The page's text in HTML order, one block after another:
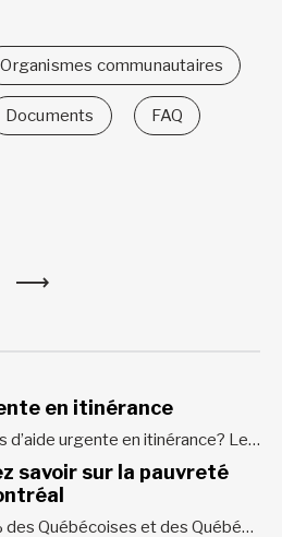
Organismes communautaires
Documents FAQ
en itinérance
Qu’est-ce que le Fonds d’aide urgente en itinérance? Le Fonds d’aide urgente en itinérance vise à soutenir des organismes communautaires œuvrant auprès des personnes en situation d’itinérance, leur permettant de maintenir leurs actions face à des besoins croissants. Mis en place pour répondre à une situation exceptionnelle, il vise à fournir rapidement...
savoir sur la pauvreté
Saviez-vous que 60 % des Québécoises et des Québécois qui se trouvent en situation de pauvreté vivent dans le Grand Montréal? Mais que signifie être en situation de pauvreté? Être en situation de pauvreté, c’est : Ne pas avoir assez d’argent pour répondre à ses besoins essentiels.Exemple : devoir choisir...